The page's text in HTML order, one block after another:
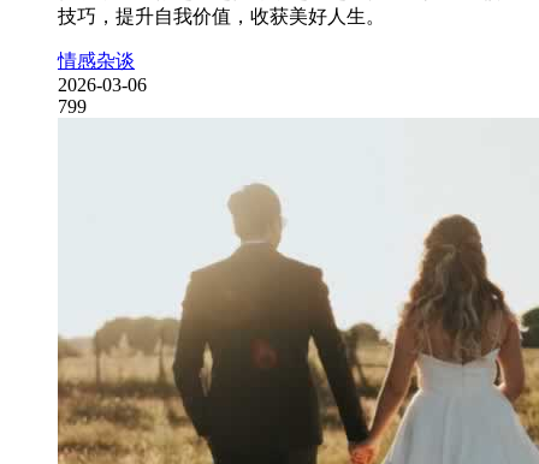
技巧，提升自我价值，收获美好人生。
情感杂谈
2026-03-06
799